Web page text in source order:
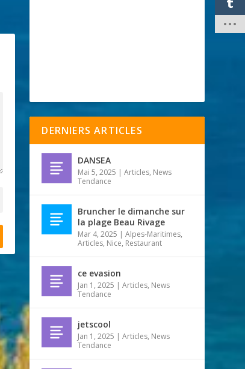
DERNIERS ARTICLES
DANSEA
Mai 5, 2025 |Articles, News
Tendance
Bruncher le dimanche sur
la plage Beau Rivage
Mar 4, 2025 |Alpes-Maritimes,
Articles, Nice, Restaurant
ce evasion
Jan 1, 2025 |Articles, News
Tendance
jetscool
Jan 1, 2025 |Articles, News
Tendance